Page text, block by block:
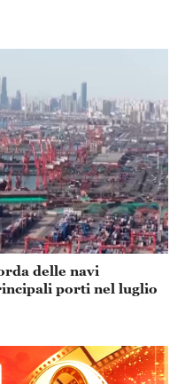
delle navi
porti nel luglio